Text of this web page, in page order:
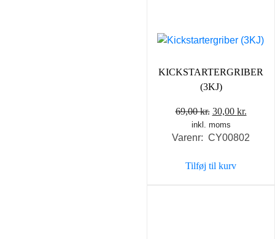
KICKSTARTERGRIBER
(3KJ)
69,00kr. Den
oprindelige
pris
69,00 kr..
30,00 kr.
pris
inkl. moms
Varenr: CY00802
Tilføj til kurv